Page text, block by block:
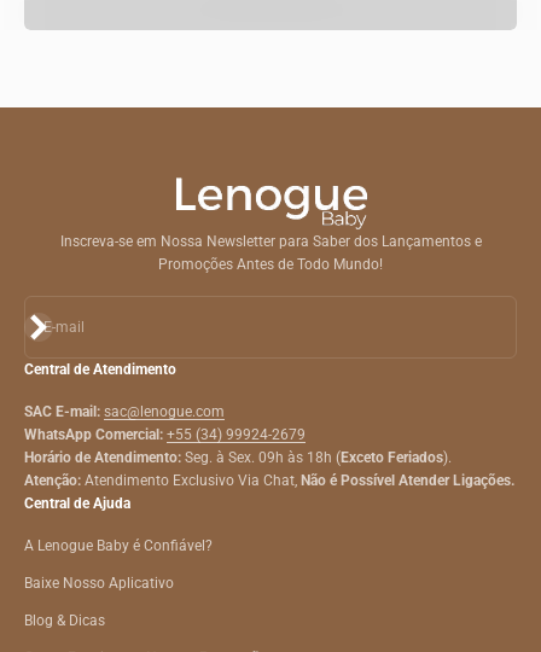
Inscreva-se em Nossa Newsletter para Saber dos Lançamentos e
Promoções Antes de Todo Mundo!
E-mail
Assinar
Central de Atendimento
SAC E-mail: sac@lenogue.com
WhatsApp Comercial: +55 (34) 99924-2679
Horário de Atendimento: Seg. à Sex. 09h às 18h (Exceto Feriados).
Atenção: Atendimento Exclusivo Via Chat, Não é Possível Atender Ligações.
Central de Ajuda
A Lenogue Baby é Confiável?
Baixe Nosso Aplicativo
Blog & Dicas